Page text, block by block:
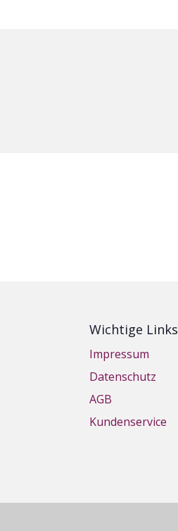
Wichtige Links
Impressum
Datenschutz
AGB
Kundenservice